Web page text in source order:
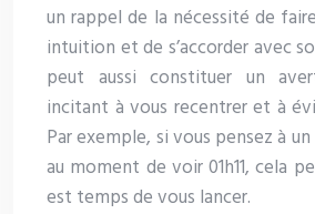
un rappel de la nécessité de
intuition et de s’accorder avec
peut aussi constituer un
incitant à vous recentrer et à
Par exemple, si vous pensez à
au moment de voir 01h11, cela
est temps de vous lancer.